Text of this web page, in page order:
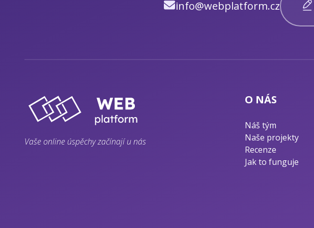
info@webplatform.cz
Vaše online úspěchy začínají u nás
O NÁS
Náš tým
Naše projekty
Recenze
Jak to funguje